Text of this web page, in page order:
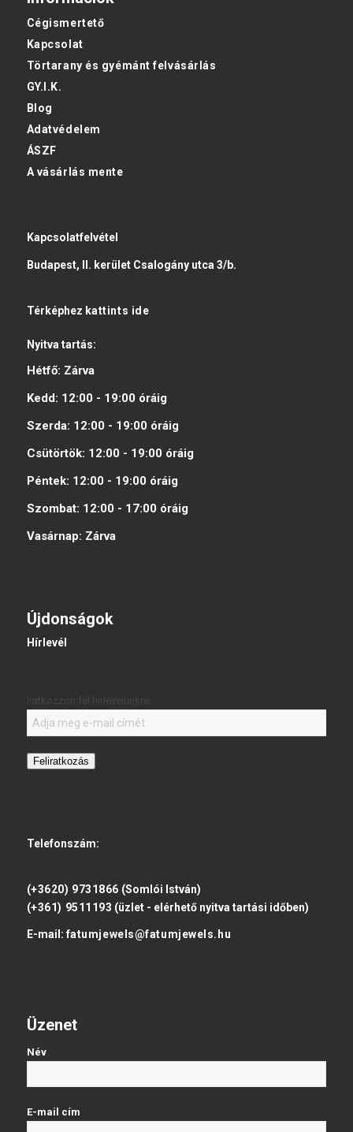
Cégismertető
Kapcsolat
Törtarany és gyémánt felvásárlás
GY.I.K.
Blog
Adatvédelem
ÁSZF
A vásárlás mente
Kapcsolatfelvétel
Budapest, II. kerület Csalogány utca 3/b.
Térképhez kattints ide
Nyitva tartás:
Hétfő: Zárva
Kedd: 12:00 - 19:00 óráig
Szerda: 12:00 - 19:00 óráig
Csütörtök: 12:00 - 19:00 óráig
Péntek: 12:00 - 19:00 óráig
Szombat: 12:00 - 17:00 óráig
Vasárnap: Zárva
Újdonságok
Hírlevél
Feliratkozás
Telefonszám:
(+3620) 9731866 (Somlói István)
(+361) 9511193 (üzlet - elérhető nyitva tartási időben)
E-mail: fatumjewels@fatumjewels.hu
Üzenet
Név
E-mail cím